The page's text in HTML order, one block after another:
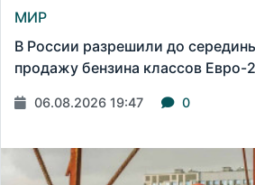
МИР
В России разрешили до
продажу бензина классов
06.08.2026 19:47 0